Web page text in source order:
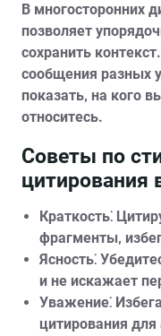
В многосторонних
позволяет
сохранить
сообщения разных
показать‚ на кого
относитесь.
Советы по
цитирования
Краткость⁚
фрагменты‚
Ясность⁚
и не искажает
Уважение⁚
цитирования для